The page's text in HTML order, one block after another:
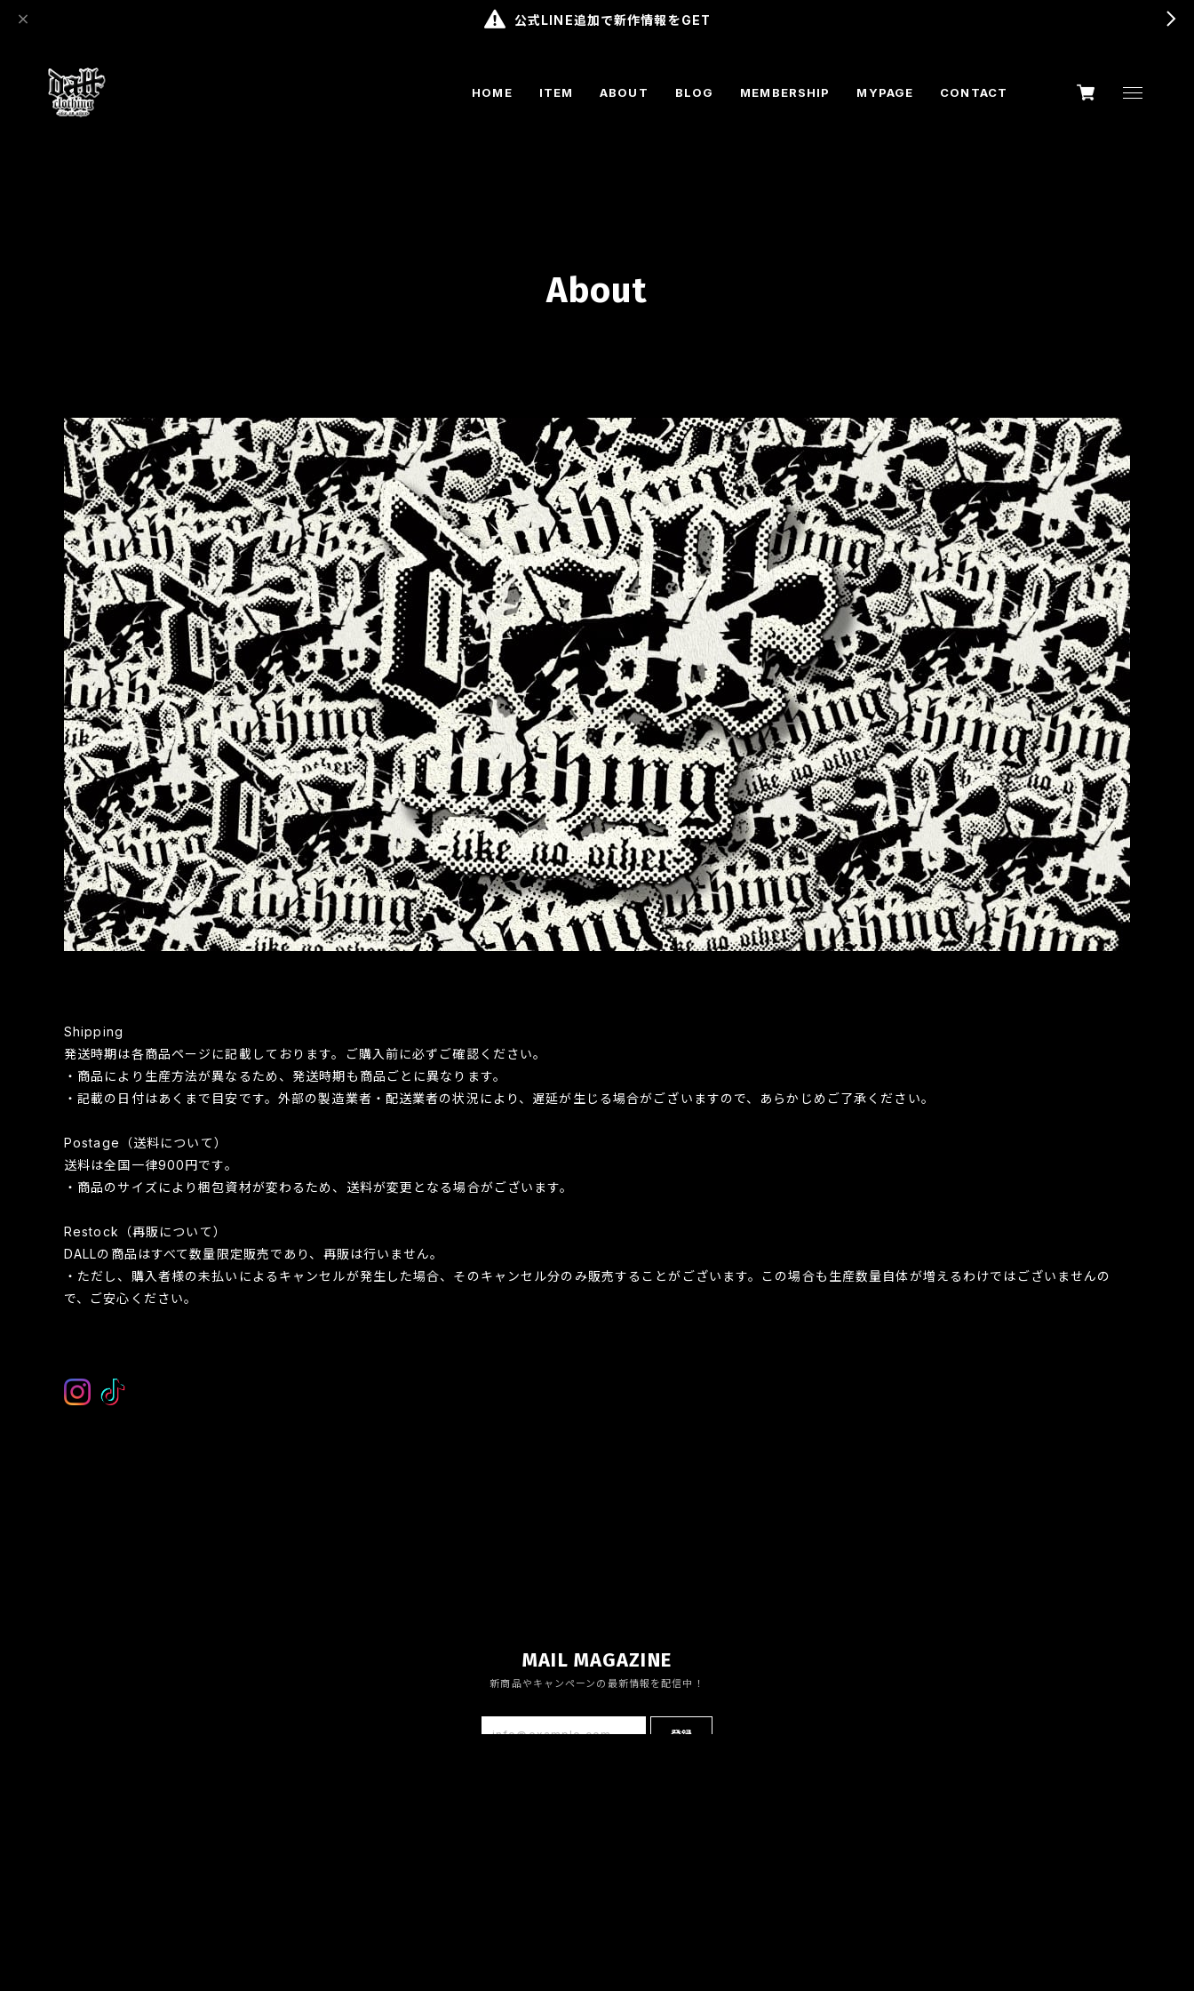
公式LINE追加で新作情報をGET
HOME ITEM ABOUT BLOG MEMBERSHIP MYPAGE CONTACT
About
Shipping
発送時期は各商品ページに記載しております。ご購入前に必ずご確認ください。
・商品により生産方法が異なるため、発送時期も商品ごとに異なります。
・記載の日付はあくまで目安です。外部の製造業者・配送業者の状況により、遅延が生じる場合がございますので、あらかじめご了承ください。
Postage（送料について）
送料は全国一律900円です。
・商品のサイズにより梱包資材が変わるため、送料が変更となる場合がございます。
Restock（再販について）
DALLの商品はすべて数量限定販売であり、再販は行いません。
・ただし、購入者様の未払いによるキャンセルが発生した場合、そのキャンセル分のみ販売することがございます。この場合も生産数量自体が増えるわけではございませんの
で、ご安心ください。
MAIL MAGAZINE
新商品やキャンペーンの最新情報を配信中！
登録